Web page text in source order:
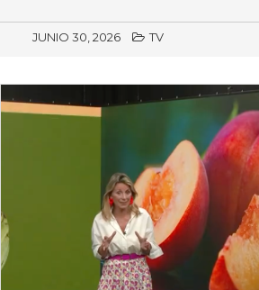
JUNIO 30, 2026 TV